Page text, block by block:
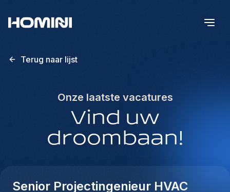
Terug naar lijst
Onze laatste vacatures
Vind uw
droombaan!
Senior Projectingenieur HVAC